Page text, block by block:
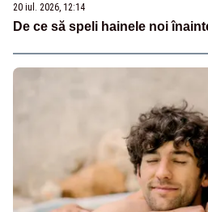
20 iul. 2026, 12:14
De ce să speli hainele noi